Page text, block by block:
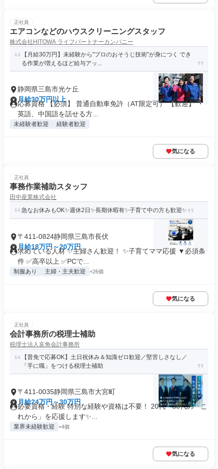
正社員
エアコンなどのハウスクリーニングスタッフ
株式会社HITOWA ライフパートナーカンパニー
【月給30万円】未経験から"プロのおそうじ技術"が身につく でき
る作業が増えるほど給与アッ...
静岡県三島市光ケ丘
月給30万円以上
応募資格 【必須】 普通自動車免許（AT限定可） 【歓迎】 ・
英語、中国語を話せる方...
未経験者歓迎 経験者歓迎
気になる
正社員
事務作業補助スタッフ
田中産業株式会社
急なお休みもOK✨週休2日✨長期休暇有✨子育て中の方も歓迎✨
〒411-0824静岡県三島市長伏
月給18万円～20万円
求めている人材 ✨主婦さん歓迎！ ✨子育てママ応援 ▼必須条
件 ✅高卒以上 ✅PCで...
制服あり 主婦・主夫歓迎 +26個
気になる
正社員
会計事務所の税理士補助
税理士法人亥角会計事務所
【普免で応募OK】土日祝休み＆知識ゼロ歓迎／堅苦しさなし／
「手に職」をつける税理士補助
〒411-0035静岡県三島市大宮町
月給24万円～30万円
必要資格・経験 特別な経験や資格は不要！ 20代・30代の「こ
れから」を応援します✨...
業界未経験歓迎 +4個
気になる